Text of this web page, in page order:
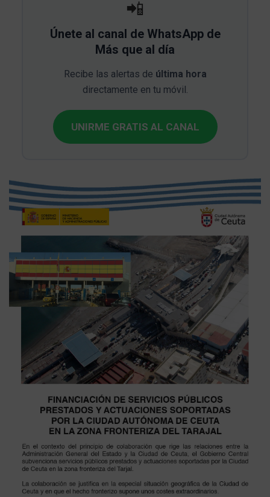
📲
Únete al canal de WhatsApp de
Más que al día
Recibe las alertas de última hora
directamente en tu móvil.
UNIRME GRATIS AL CANAL